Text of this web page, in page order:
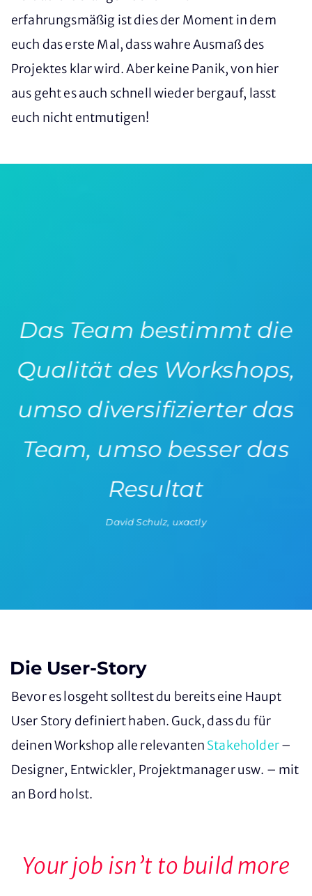
erfahrungsmäßig ist dies der Moment in dem
euch das erste Mal, dass wahre Ausmaß des
Projektes klar wird. Aber keine Panik, von hier
aus geht es auch schnell wieder bergauf, lasst
euch nicht entmutigen!
Das Team bestimmt die
Qualität des Workshops,
umso diversifizierter das
Team, umso besser das
Resultat
David Schulz, uxactly
Die User-Story
Bevor es losgeht solltest du bereits eine Haupt
User Story definiert haben. Guck, dass du für
deinen Workshop alle relevanten Stakeholder–
Designer, Entwickler, Projektmanager usw. – mit
an Bord holst.
Your job isn’t to build more